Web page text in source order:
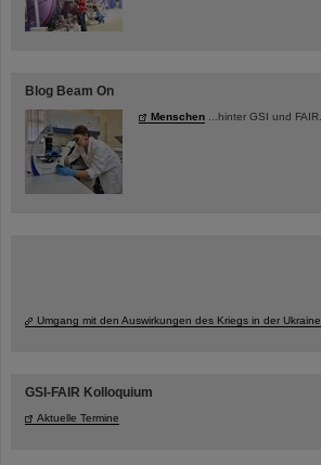
Blog Beam On
Menschen ...hinter GSI und FAIR.
Umgang mit den Auswirkungen des Kriegs in der Ukraine
GSI-FAIR Kolloquium
Aktuelle Termine